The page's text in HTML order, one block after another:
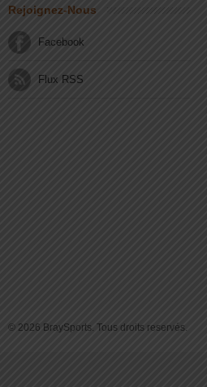
Rejoignez-Nous
Facebook
Flux RSS
© 2026 BraySports. Tous droits reservés.